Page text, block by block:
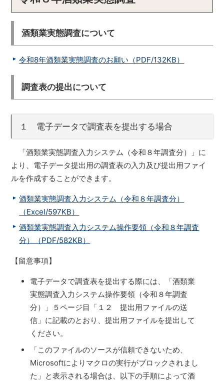
酒類業実態調査について
令和8年酒類業実態調査のお願い（PDF/132KB）
調査表の提出について
１ 電子データで調査表を提出する場合
「酒類業実態調査入力システム（令和８年調査分）」に
より、電子データ提出用の調査表の入力及び提出用ファイ
ルを作成することができます。
酒類業実態調査入力システム（令和８年調査分）
（Excel/597KB）
酒類業実態調査入力システム操作要領（令和８年調査
分）（PDF/582KB）
【留意事項】
電子データで調査表を提出する際には、「酒類業
実態調査入力システム操作要領（令和８年調査
分）」５ページ目「１２ 提出用ファイルの送
信」に記載のとおり、提出用ファイルを提出して
ください。
「このファイルのソースが信頼できないため、
Microsoftによりマクロの実行がブロックされまし
た」と表示される場合は、以下の手順によって酒